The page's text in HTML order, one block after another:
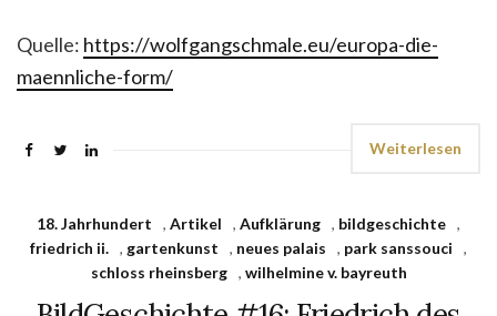
Quelle: https://wolfgangschmale.eu/europa-die-
maennliche-form/
Weiterlesen
18. Jahrhundert , Artikel , Aufklärung , bildgeschichte ,
friedrich ii. , gartenkunst , neues palais , park sanssouci
,
schloss rheinsberg
, wilhelmine v. bayreuth